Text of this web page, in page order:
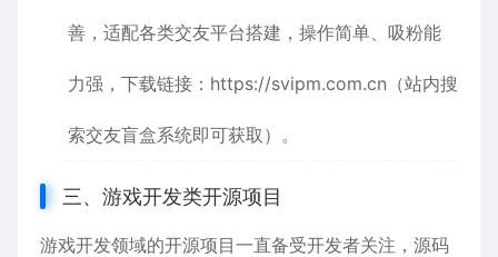
善，适配各类交友平台搭建，操作简单、吸粉能
力强，下载链接： https://svipm.com.cn （站内搜
索交友盲盒系统即可获取）。
三、游戏开发类开源项目
游戏开发领域的开源项目一直备受开发者关注，源码